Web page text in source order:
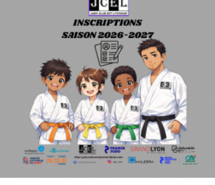
POUR LA LIGUE DES CHAMPIONS DE JUDO À
!
France Judo et vous rêvez de vivre...